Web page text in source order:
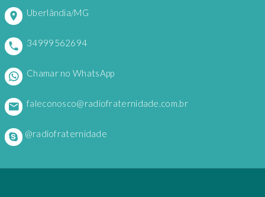
Uberlândia/MG
34999562694
Chamar no WhatsApp
faleconosco@radiofraternidade.com.br
@radiofraternidade